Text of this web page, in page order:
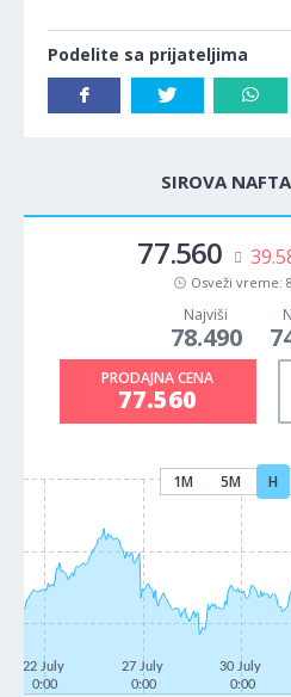
Podelite sa prijateljima
SIROVA
77.555
Osveži vreme:
Najviši
78.490
PRODAJNA CENA
77.555
1M 5M H
22 July
0:00
27 July
0:00
30 July
0:00